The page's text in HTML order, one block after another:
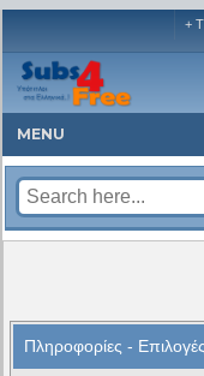
+
MENU
Πληροφορίες - Επιλογές